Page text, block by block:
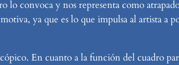
lo convoca y nos representa como
ya que es lo que impulsa al artista a
En cuanto a la función del cuadro